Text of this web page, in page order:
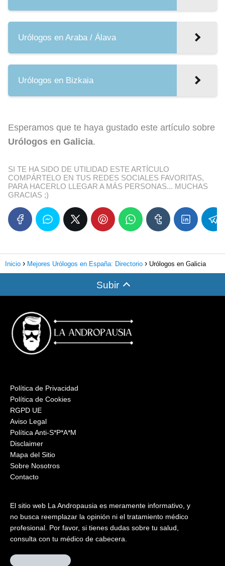
Urólogos en Araba / Álava
Urólogos en Bizkaia
Esperamos que te haya gustado este artículo sobre
Urólogos en Galicia.
SI TE HA SIDO DE UTILIDAD ESTE ARTÍCULO
COMPÁRTELO EN TUS REDES SOCIALES FAVORITAS,
PARA HACERLO LLEGAR A MÁS PERSONAS... MUCHAS
GRACIAS ;)
Inicio Mejores Urólogos en España: Directorio Urólogos en Galicia
Subir
Política de Privacidad
Política de Cookies
RGPD UE
Aviso Legal
Política Anti-S*P*A*M
Disclaimer
Mapa del Sitio
Sobre Nosotros
Contacto
El sitio web La Andropausia es meramente informativo, y
no busca reemplazar la opinión ni el tratamiento médico
profesional. Por favor, si tienes dudas sobre tu salud,
consulta con tu médico de cabecera.